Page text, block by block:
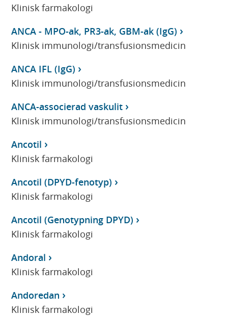
Klinisk farmakologi
ANCA - MPO-ak, PR3-ak, GBM-ak (IgG)
Klinisk immunologi/transfusionsmedicin
ANCA IFL (IgG)
Klinisk immunologi/transfusionsmedicin
ANCA-associerad vaskulit
Klinisk immunologi/transfusionsmedicin
Ancotil
Klinisk farmakologi
Ancotil (DPYD-fenotyp)
Klinisk farmakologi
Ancotil (Genotypning DPYD)
Klinisk farmakologi
Andoral
Klinisk farmakologi
Andoredan
Klinisk farmakologi